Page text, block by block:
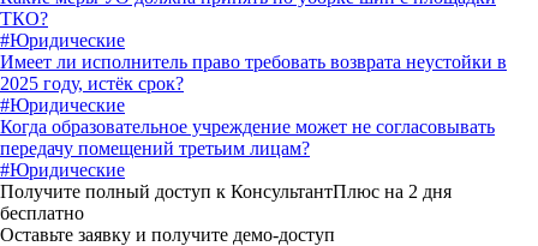
ТКО?
#Юридические
Имеет ли исполнитель право требовать возврата неустойки в
2025 году, истёк срок?
#Юридические
Когда образовательное учреждение может не согласовывать
передачу помещений третьим лицам?
#Юридические
Получите полный доступ к КонсультантПлюс на 2 дня
бесплатно
Оставьте заявку и получите демо-доступ